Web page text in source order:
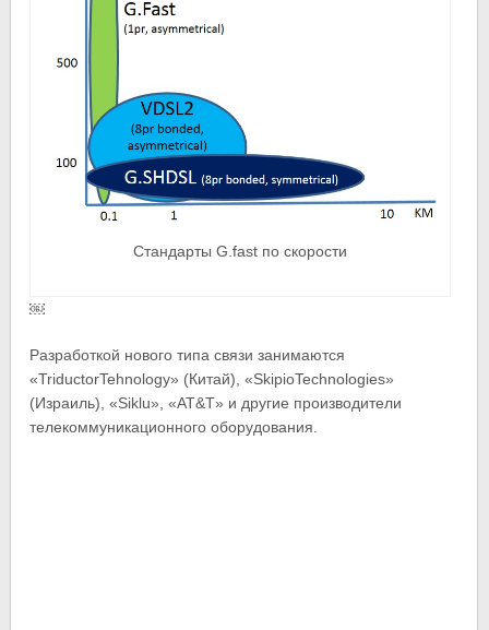
Стандарты G.fast по скорости
￼
Разработкой нового типа связи занимаются
«TriductorTehnology» (Китай), «SkipioTechnologies»
(Израиль), «Siklu», «AT&T» и другие производители
телекоммуникационного оборудования.